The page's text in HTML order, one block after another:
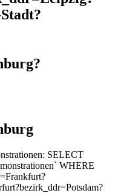
SELECT
WHERE